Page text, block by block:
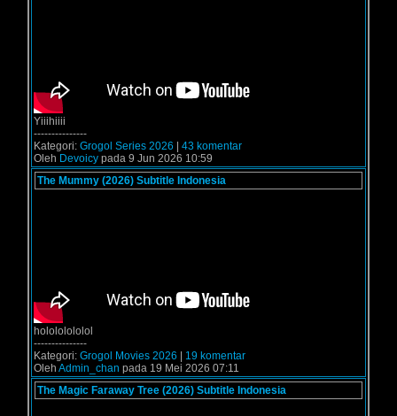
Yiiihiiii
---------------
Kategori: Grogol Series 2026
43 komentar
Oleh Devoicy pada 9 Jun 2026 10:59
The Mummy (2026) Subtitle Indonesia
holololololol
---------------
Kategori: Grogol Movies 2026
19 komentar
Oleh Admin_chan pada 19 Mei 2026 07:11
The Magic Faraway Tree (2026) Subtitle Indonesia